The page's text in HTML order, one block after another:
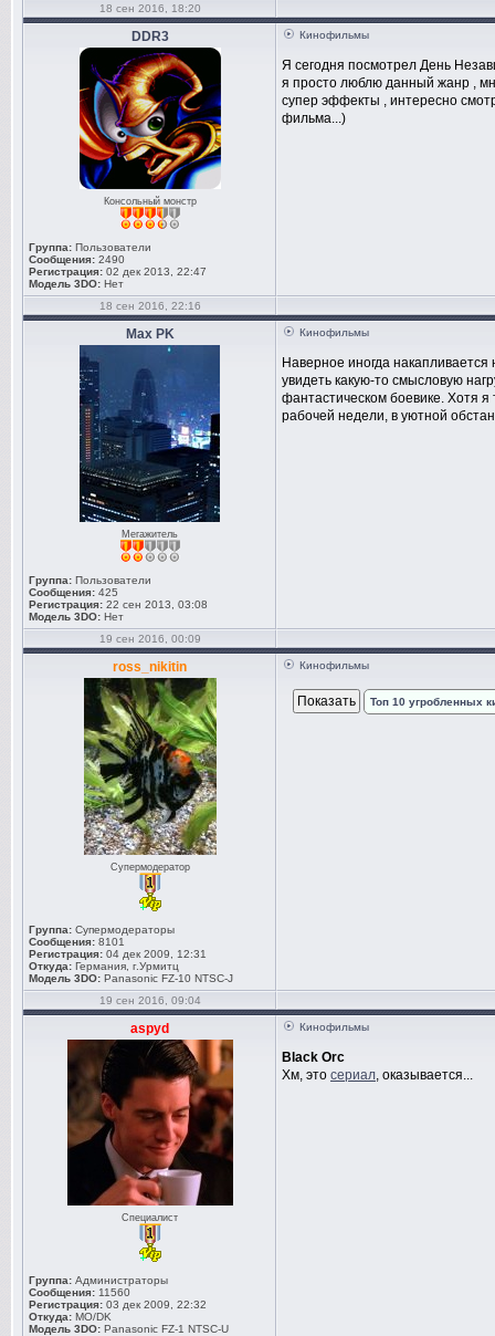
18 сен 2016, 18:20
DDR3
Консольный монстр
Группа: Пользователи
Сообщения: 2490
Регистрация: 02 дек 2013, 22:47
Модель 3DO: Нет
Кинофильмы
Я сегодня посмотрел День
я просто люблю данный жанр ,
супер эффекты , интересно
фильма...)
18 сен 2016, 22:16
Max PK
Мегажитель
Группа: Пользователи
Сообщения: 425
Регистрация: 22 сен 2013, 03:08
Модель 3DO: Нет
Кинофильмы
Наверное иногда
увидеть какую-то смысловую
фантастическом боевике. Хотя
рабочей недели, в уютной
19 сен 2016, 00:09
ross_nikitin
Супермодератор
Группа: Супермодераторы
Сообщения: 8101
Регистрация: 04 дек 2009, 12:31
Откуда: Германия, г.Урмитц
Модель 3DO: Panasonic FZ-10 NTSC-J
Кинофильмы
Топ 10 угробленных
19 сен 2016, 09:04
aspyd
Специалист
Группа: Администраторы
Сообщения: 11560
Регистрация: 03 дек 2009, 22:32
Откуда: MO/DK
Модель 3DO: Panasonic FZ-1 NTSC-U
Кинофильмы
Black Orc
Хм, это сериал, оказывается...